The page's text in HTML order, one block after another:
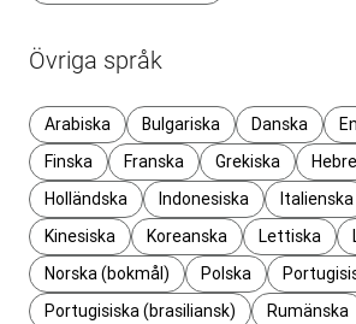
Övriga språk
Arabiska Bulgariska Danska
Finska
Franska Grekiska
Holländska
Indonesiska Italienska
Kinesiska
Koreanska Lettiska
Norska (bokmål)
Polska
Portugisiska (brasiliansk)
Rumänska